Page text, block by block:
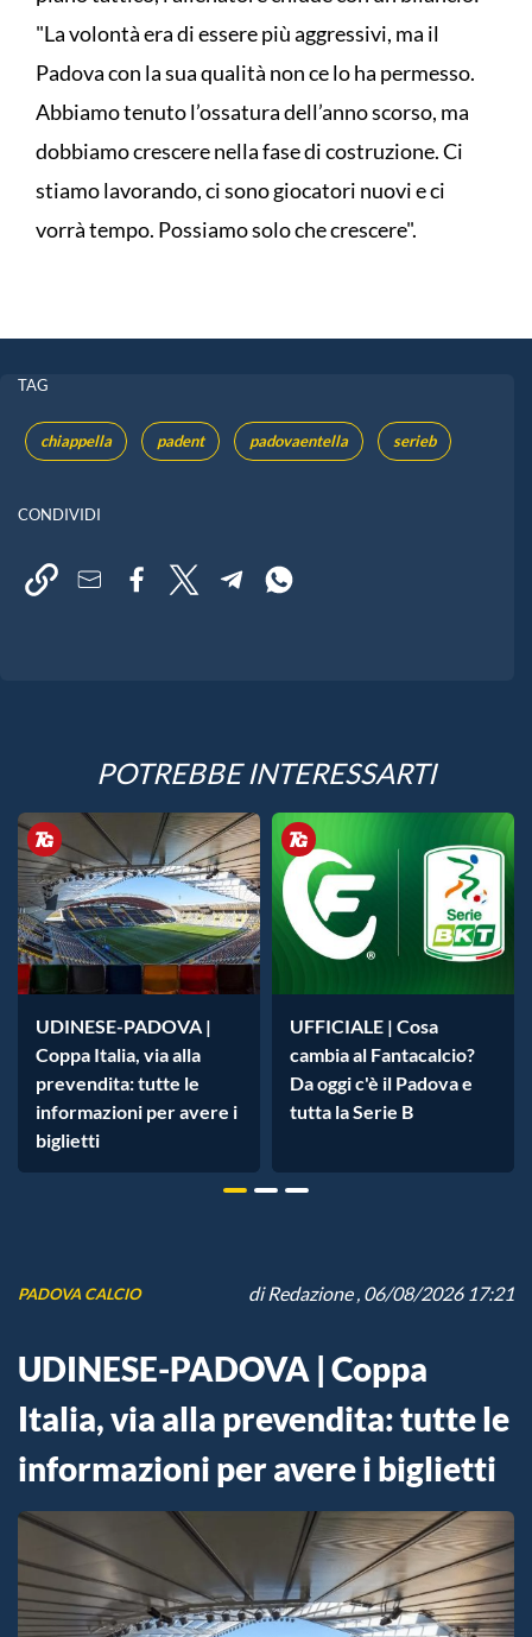
"La volontà era di essere più aggressivi, ma il
Padova con la sua qualità non ce lo ha permesso.
Abbiamo tenuto l’ossatura dell’anno scorso, ma
dobbiamo crescere nella fase di costruzione. Ci
stiamo lavorando, ci sono giocatori nuovi e ci
vorrà tempo. Possiamo solo che crescere".
TAG
chiappella padent padovaentella serieb
CONDIVIDI
POTREBBE INTERESSARTI
UDINESE-PADOVA |
Coppa Italia, via alla
prevendita: tutte le
informazioni per avere i
biglietti
UFFICIALE | Cosa
cambia al Fantacalcio?
Da oggi c'è il Padova e
tutta la Serie B
PADOVA CALCIO diRedazione, 06/08/2026 17:21
UDINESE-PADOVA | Coppa
Italia, via alla prevendita: tutte le
informazioni per avere i biglietti